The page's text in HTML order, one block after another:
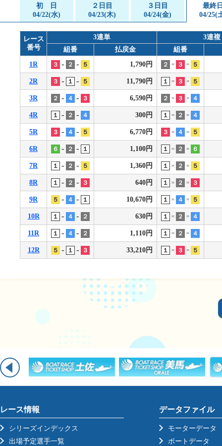
徳島支部選手一覧
徳島支部選手優勝履歴
初 日
04/22(水)
２日目
04/23(木)
３日目
04/24(金)
最終
04/25(
レース
番号
3連単
3連複
組番
払戻金
組番
1R
３ - ２ - ５ 1,790円 ２ = ３ = ５
2R ３ - １ - ５ 11,790円 １ = ３ = ５
3R ２ - ４ - ３ 6,590円 ２ = ３ = ４
4R １ - ２ - ４ 300円 １ = ２ = ４
5R ３ - ４ - ５ 6,770円 ３ = ４ = ５
6R ６ - ２ - １ 1,100円 １ = ２ = ６
7R １ - ２ - ５ 1,360円 １ = ２ = ５
8R １ - ２ - ３ 640円 １ = ２ = ３
9R ５ - ４ - １ 10,670円 １ = ４ = ５
10R １ - ４ - ２ 630円 １ = ２ = ４
11R １ - ４ - ２ 1,110円 １ = ２ = ４
12R ５ - １ - ３ 33,210円 １ = ３ = ５
レース情報
シリーズインデックス
出場予定選手一覧
データファイル
モーターデータ
ボートデータ